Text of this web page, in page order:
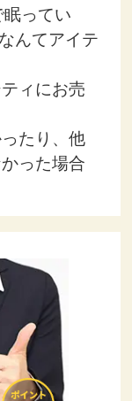
眠ってい
んてアイテ
ィにお売
たり、他
った場合